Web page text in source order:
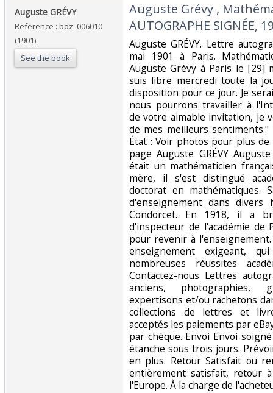
‎Auguste GRÉVY‎
Reference : boz_006010
(1901)
See the book
‎Auguste Grévy ,
AUTOGRAPHE SIGNÉE,
‎Auguste GRÉVY. Lettre
mai 1901 à Paris.
Auguste Grévy à Paris le [29]
suis libre mercredi toute la
disposition pour ce jour. Je
nous pourrons travailler à
de votre aimable invitation, je
de mes meilleurs
État : Voir photos pour plus
page Auguste GRÉVY
était un mathématicien
mère, il s'est distingué
doctorat en mathématiques.
d'enseignement dans divers
Condorcet. En 1918, il a
d'inspecteur de l'académie de
pour revenir à
enseignement exigeant,
nombreuses réussites
Contactez-nous Lettres
anciens, photographies,
expertisons et/ou rachetons
collections de lettres et
acceptés les paiements par
par chèque. Envoi Envoi
étanche sous trois jours.
en plus. Retour Satisfait ou
entièrement satisfait, retour
l'Europe. À la charge de